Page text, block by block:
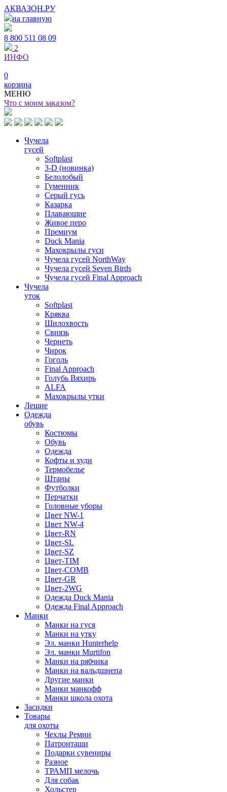
АКВАЗОН.РУ
на главную
8 800 511 08 09
2
ИНФО
0
корзина
МЕНЮ
Что с моим заказом?
Чучела
гусей
Softplast
3-D (новинка)
Белолобый
Гуменник
Серый гусь
Казарка
Плавающие
Живое перо
Премиум
Duck Mania
Махокрылы гуси
Чучела гусей NorthWay
Чучела гусей Seven Birds
Чучела гусей Final Approach
Чучела
уток
Softplast
Кряква
Шилохвость
Свиязь
Чернеть
Чирок
Гоголь
Final Approach
Голубь Вяхирь
ALFA
Махокрылы утки
Лешие
Одежда
обувь
Костюмы
Обувь
Одежда
Кофты и худи
Термобелье
Штаны
Футболки
Перчатки
Головные уборы
Цвет NW-1
Цвет NW-4
Цвет-RN
Цвет-SL
Цвет-SZ
Цвет-TIM
Цвет-COMB
Цвет-GR
Цвет-2WG
Одежда Duck Mania
Одежда Final Approach
Манки
Манки на гуся
Манки на утку
Эл. манки Hunterhelp
Эл. манки Murtifon
Манки на рябчика
Манки на вальдшнепа
Другие манки
Манки манкофф
Манки школа охота
Засидки
Товары
для охоты
Чехлы Ремни
Патронташи
Подарки сувениры
Разное
ТРАМП мелочь
Для собак
Хольстер